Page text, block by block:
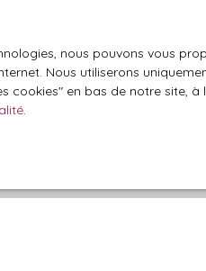
Si vous ne
notre
nous pouvons vous
Nous utiliserons
cookies″ en bas de notre site,
.